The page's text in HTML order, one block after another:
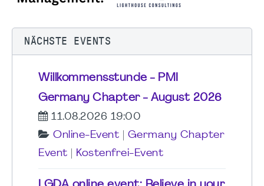
NÄCHSTE EVENTS
Willkommensstunde - PMI
Germany Chapter - August 2026
11.08.2026 19:00
Online-Event
Germany Chapter
Event
Kostenfrei-Event